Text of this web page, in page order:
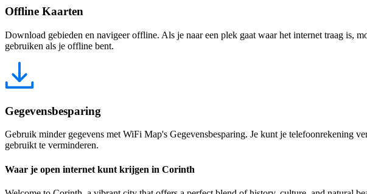
Offline Kaarten
Download gebieden en navigeer offline. Als je naar een plek gaat waar het internet traag is,
gebruiken als je offline bent.
Gegevensbesparing
Gebruik minder gegevens met WiFi Map's Gegevensbesparing. Je kunt je telefoonrekening
gebruikt te verminderen.
Waar je open internet kunt krijgen in Corinth